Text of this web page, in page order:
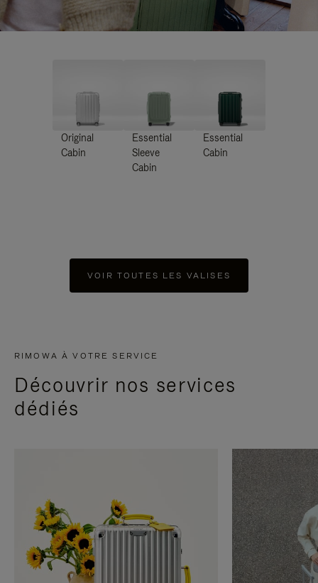
Original
Cabin
Essential
Sleeve
Cabin
Essential
Cabin
VOIR TOUTES LES VALISES
RIMOWA À VOTRE SERVICE
Découvrir nos services
dédiés